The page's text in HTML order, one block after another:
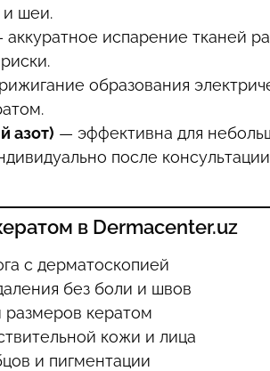
и шеи.
испарение тканей
образования
азот) — эффективна для
после
в Dermacenter.uz
с дерматоскопией
без боли и швов
кератом
кожи и лица
и пигментации